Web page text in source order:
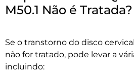
M50.1 Não é Tratada?
Se o transtorno do disco
não for tratado, pode levar a
incluindo: